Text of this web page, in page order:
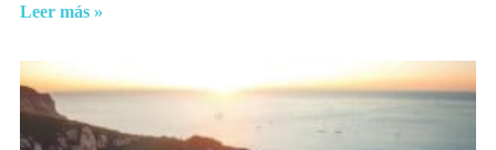
Leer más »